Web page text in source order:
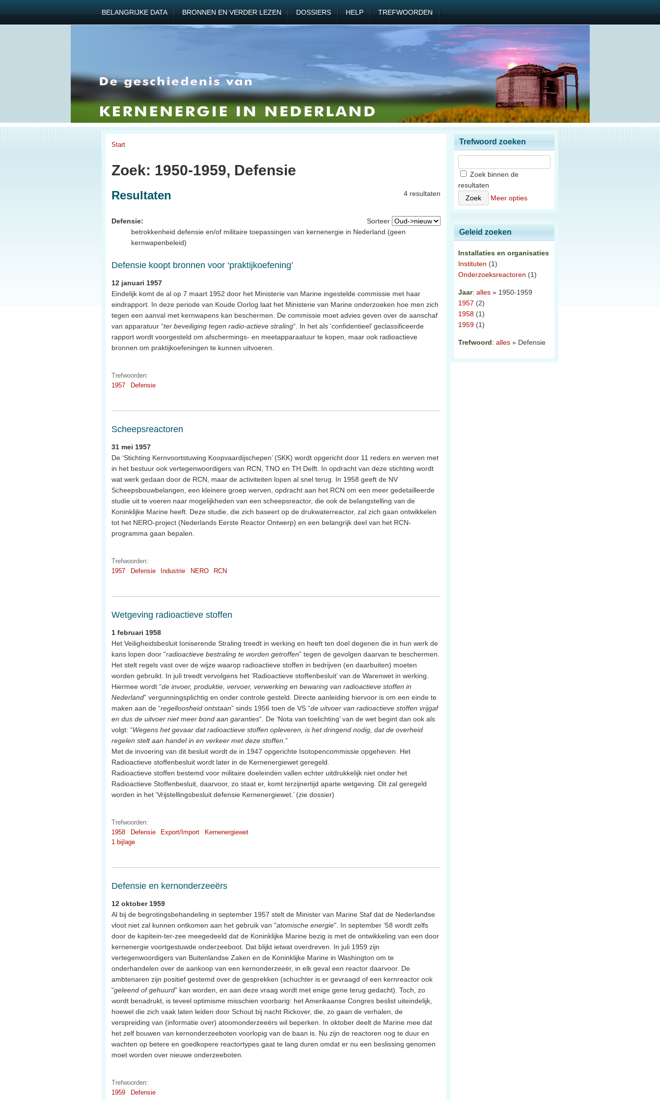
BELANGRIJKE DATA BRONNEN EN VERDER LEZEN DOSSIERS HELP TREFWOORDEN
Start
Zoek: 1950-1959, Defensie
4 resultaten
Resultaten
Sorteer
Defensie:
betrokkenheid defensie en/of militaire toepassingen van kernenergie in Nederland (geen
kernwapenbeleid)
Defensie koopt bronnen voor ‘praktijkoefening’
12 januari 1957
Eindelijk komt de al op 7 maart 1952 door het Ministerie van Marine ingestelde commissie met haar
eindrapport. In deze periode van Koude Oorlog laat het Ministerie van Marine onderzoeken hoe men zich
tegen een aanval met kernwapens kan beschermen. De commissie moet advies geven over de aanschaf
van apparatuur “ter beveiliging tegen radio-actieve straling“. In het als ‘confidentieel’ geclassificeerde
rapport wordt voorgesteld om afschermings- en meetapparaatuur te kopen, maar ook radioactieve
bronnen om praktijkoefeningen te kunnen uitvoeren.
Trefwoorden:
1957
Defensie
Scheepsreactoren
31 mei 1957
De ‘Stichting Kernvoortstuwing Koopvaardijschepen’ (SKK) wordt opgericht door 11 reders en werven met
in het bestuur ook vertegenwoordigers van RCN, TNO en TH Delft. In opdracht van deze stichting wordt
wat werk gedaan door de RCN, maar de activiteiten lopen al snel terug. In 1958 geeft de NV
Scheepsbouwbelangen, een kleinere groep werven, opdracht aan het RCN om een meer gedetailleerde
studie uit te voeren naar mogelijkheden van een scheepsreactor, die ook de belangstelling van de
Koninklijke Marine heeft. Deze studie, die zich baseert op de drukwaterreactor, zal zich gaan ontwikkelen
tot het NERO-project (Nederlands Eerste Reactor Ontwerp) en een belangrijk deel van het RCN-
programma gaan bepalen.
Trefwoorden:
1957
Defensie Industrie NERO RCN
Wetgeving radioactieve stoffen
1 februari 1958
Het Veiligheidsbesluit Ioniserende Straling treedt in werking en heeft ten doel degenen die in hun werk de
kans lopen door “radioactieve bestraling te worden getroffen” tegen de gevolgen daarvan te beschermen.
Het stelt regels vast over de wijze waarop radioactieve stoffen in bedrijven (en daarbuiten) moeten
worden gebruikt. In juli treedt vervolgens het ‘Radioactieve stoffenbesluit’ van de Warenwet in werking.
Hiermee wordt “de invoer, produktie, vervoer, verwerking en bewaring van radioactieve stoffen in
Nederland” vergunningsplichtig en onder controle gesteld. Directe aanleiding hiervoor is om een einde te
maken aan de “regelloosheid ontstaan” sinds 1956 toen de VS “de uitvoer van radioactieve stoffen vrijgaf
en dus de uitvoer niet meer bond aan garanties“. De ‘Nota van toelichting’ van de wet begint dan ook als
volgt: “Wegens het gevaar dat radioactieve stoffen opleveren, is het dringend nodig, dat de overheid
regelen stelt aan handel in en verkeer met deze stoffen .”
Met de invoering van dit besluit wordt de in 1947 opgerichte Isotopencommissie opgeheven. Het
Radioactieve stoffenbesluit wordt later in de Kernenergiewet geregeld.
Radioactieve stoffen bestemd voor militaire doeleinden vallen echter uitdrukkelijk niet onder het
Radioactieve Stoffenbesluit, daarvoor, zo staat er, komt terzijnertijd aparte wetgeving. Dit zal geregeld
worden in het ‘Vrijstellingsbesluit defensie Kernenergiewet.’ (zie dossier)
Trefwoorden:
1958
Defensie Export/Import
Kernenergiewet
1 bijlage
Defensie en kernonderzeeërs
12 oktober 1959
Al bij de begrotingsbehandeling in september 1957 stelt de Minister van Marine Staf dat de Nederlandse
vloot niet zal kunnen ontkomen aan het gebruik van "atomische energie". In september ‘58 wordt zelfs
door de kapitein-ter-zee meegedeeld dat de Koninklijke Marine bezig is met de ontwikkeling van een door
kernenergie voortgestuwde onderzeeboot. Dat blijkt ietwat overdreven. In juli 1959 zijn
vertegenwoordigers van Buitenlandse Zaken en de Koninklijke Marine in Washington om te
onderhandelen over de aankoop van een kernonderzeeër, in elk geval een reactor daarvoor. De
ambtenaren zijn positief gestemd over de gesprekken (schuchter is er gevraagd of een kernreactor ook
“geleend of gehuurd” kan worden, en aan deze vraag wordt met enige gene terug gedacht). Toch, zo
wordt benadrukt, is teveel optimisme misschien voorbarig: het Amerikaanse Congres beslist uiteindelijk,
hoewel die zich vaak laten leiden door Schout bij nacht Rickover, die, zo gaan de verhalen, de
verspreiding van (informatie over) atoomonderzeeërs wil beperken. In oktober deelt de Marine mee dat
het zelf bouwen van kernonderzeeboten voorlopig van de baan is. Nu zijn de reactoren nog te duur en
wachten op betere en goedkopere reactortypes gaat te lang duren omdat er nu een beslissing genomen
moet worden over nieuwe onderzeeboten.
Trefwoorden:
1959
Defensie
Trefwoord zoeken
Zoek binnen de
resultaten
Meer opties
Geleid zoeken
Installaties en organisaties
Instituten (1)
Onderzoeksreactoren (1)
Jaar: alles » 1950-1959
1957 (2)
1958 (1)
1959 (1)
Trefwoord: alles » Defensie